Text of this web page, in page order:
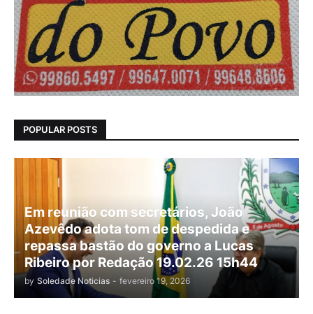
POPULAR POSTS
Em reunião com secretários, João
Azevêdo adota tom de despedida e
repassa bastão do governo a Lucas
Ribeiro por Redação 19.02.26 15h44
by Soledade Noticias - fevereiro 19, 2026